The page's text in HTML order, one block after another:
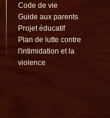
Code de vie
Guide aux parents
Projet éducatif
Plan de lutte contre
l'intimidation et la
violence